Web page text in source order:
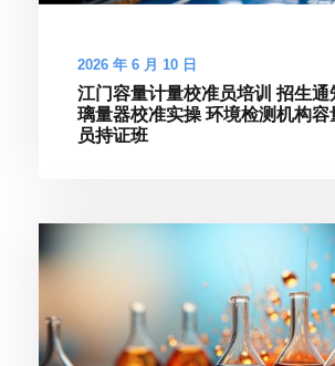
2026 年 6 月 10 日
江门容量计量校准员培训 招生通
璃量器校准实操 环境检测机构容
员持证班